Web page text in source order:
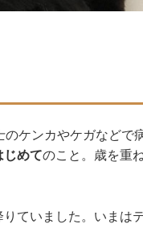
ケンカやケガなどで
じめてのこと。歳を重
ていました。いまは